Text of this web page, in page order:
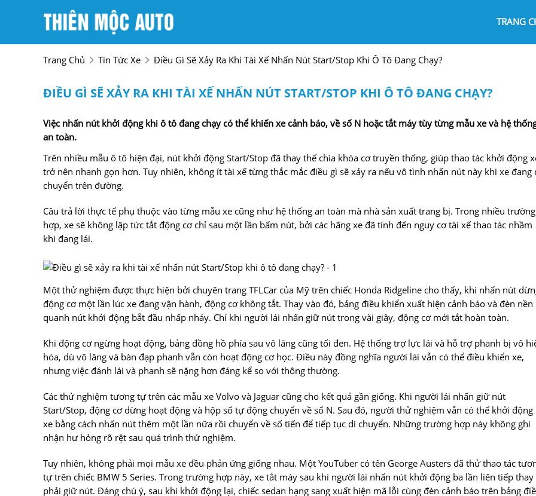
TRANG
Trang Chủ Tin Tức Xe Điều Gì Sẽ Xảy Ra Khi Tài Xế Nhấn Nút Start/Stop Khi Ô Tô Đang Chạy?
ĐIỀU GÌ SẼ XẢY RA KHI TÀI XẾ NHẤN NÚT START/STOP KHI Ô TÔ ĐANG CHẠY?
Việc nhấn nút khởi động khi ô tô đang chạy có thể khiến xe cảnh báo, về số N hoặc tắt máy tùy từng mẫu xe và hệ
an toàn.
Trên nhiều mẫu ô tô hiện đại, nút khởi động Start/Stop đã thay thế chìa khóa cơ truyền thống, giúp thao tác khởi động
trở nên nhanh gọn hơn. Tuy nhiên, không ít tài xế từng thắc mắc điều gì sẽ xảy ra nếu vô tình nhấn nút này khi xe đang
chuyển trên đường.
Câu trả lời thực tế phụ thuộc vào từng mẫu xe cũng như hệ thống an toàn mà nhà sản xuất trang bị. Trong nhiều trường
hợp, xe sẽ không lập tức tắt động cơ chỉ sau một lần bấm nút, bởi các hãng xe đã tính đến nguy cơ tài xế thao tác nhầm
khi đang lái.
Một thử nghiệm được thực hiện bởi chuyên trang TFLCar của Mỹ trên chiếc Honda Ridgeline cho thấy, khi nhấn nút
động cơ một lần lúc xe đang vận hành, động cơ không tắt. Thay vào đó, bảng điều khiển xuất hiện cảnh báo và đèn nền
quanh nút khởi động bắt đầu nhấp nháy. Chỉ khi người lái nhấn giữ nút trong vài giây, động cơ mới tắt hoàn toàn.
Khi động cơ ngừng hoạt động, bảng đồng hồ phía sau vô lăng cũng tối đen. Hệ thống trợ lực lái và hỗ trợ phanh bị vô
hóa, dù vô lăng và bàn đạp phanh vẫn còn hoạt động cơ học. Điều này đồng nghĩa người lái vẫn có thể điều khiển xe,
nhưng việc đánh lái và phanh sẽ nặng hơn đáng kể so với thông thường.
Các thử nghiệm tương tự trên các mẫu xe Volvo và Jaguar cũng cho kết quả gần giống. Khi người lái nhấn giữ nút
Start/Stop, động cơ dừng hoạt động và hộp số tự động chuyển về số N. Sau đó, người thử nghiệm vẫn có thể khởi động
xe bằng cách nhấn nút thêm một lần nữa rồi chuyển về số tiến để tiếp tục di chuyển. Những trường hợp này không ghi
nhận hư hỏng rõ rệt sau quá trình thử nghiệm.
Tuy nhiên, không phải mọi mẫu xe đều phản ứng giống nhau. Một YouTuber có tên George Austers đã thử thao tác
tự trên chiếc BMW 5 Series. Trong trường hợp này, xe tắt máy sau khi người lái nhấn nút khởi động ba lần liên tiếp thay
phải giữ nút. Đáng chú ý, sau khi khởi động lại, chiếc sedan hạng sang xuất hiện mã lỗi cùng đèn cảnh báo trên bảng